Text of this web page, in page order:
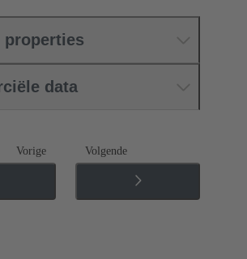
properties
data
Vorige Volgende